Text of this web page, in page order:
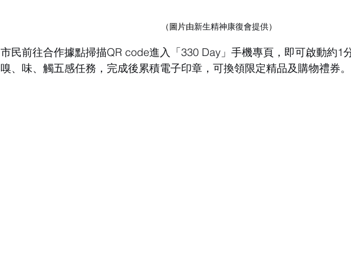
（圖片由新生精神康復會提供）
市民前往合作據點掃描QR code進入「330 Day」手機專頁，即可啟動約1
嗅、味、觸五感任務，完成後累積電子印章，可換領限定精品及購物禮券。